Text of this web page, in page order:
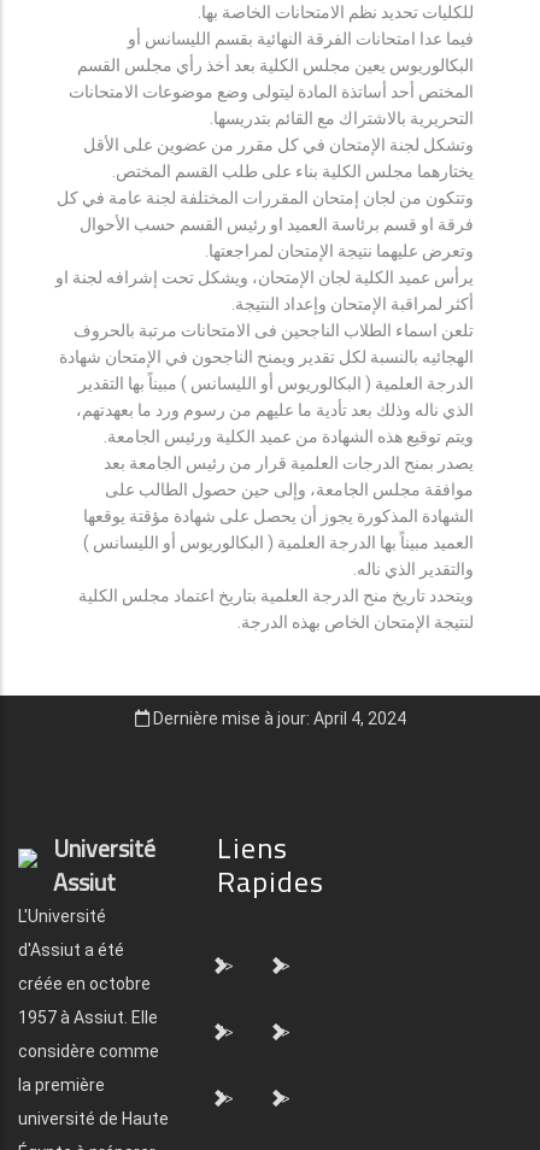
للكليات تحديد نظم الامتحانات الخاصة بها.
فيما عدا امتحانات الفرقة النهائية بقسم الليسانس أو
البكالوريوس يعين مجلس الكلية بعد أخذ رأي مجلس القسم
المختص أحد أساتذة المادة ليتولى وضع موضوعات الامتحانات
التحريرية بالاشتراك مع القائم بتدريسها.
وتشكل لجنة الإمتحان في كل مقرر من عضوين على الأقل
يختارهما مجلس الكلية بناء على طلب القسم المختص.
وتتكون من لجان إمتحان المقررات المختلفة لجنة عامة في كل
فرقة او قسم برئاسة العميد او رئيس القسم حسب الأحوال
وتعرض عليهما نتيجة الإمتحان لمراجعتها.
يرأس عميد الكلية لجان الإمتحان، ويشكل تحت إشرافه لجنة او
أكثر لمراقبة الإمتحان وإعداد النتيجة.
تلعن اسماء الطلاب الناجحين فى الامتحانات مرتبة بالحروف
الهجائيه بالنسبة لكل تقدير ويمنح الناجحون في الإمتحان شهادة
الدرجة العلمية ( البكالوريوس أو الليسانس ) مبيناً بها التقدير
الذي ناله وذلك بعد تأدية ما عليهم من رسوم ورد ما بعهدتهم،
ويتم توقيع هذه الشهادة من عميد الكلية ورئيس الجامعة.
يصدر بمنح الدرجات العلمية قرار من رئيس الجامعة بعد
موافقة مجلس الجامعة، وإلى حين حصول الطالب على
الشهادة المذكورة يجوز أن يحصل على شهادة مؤقتة يوقعها
العميد مبيناً بها الدرجة العلمية ( البكالوريوس أو الليسانس )
والتقدير الذي ناله.
ويتحدد تاريخ منح الدرجة العلمية بتاريخ اعتماد مجلس الكلية
لنتيجة الإمتحان الخاص بهذه الدرجة.
Dernière mise à jour: April 4, 2024
Université
Assiut
L'Université
d'Assiut a été
créée en octobre
1957 à Assiut. Elle
considère comme
la première
université de Haute
Liens
Rapides
"> ">
"> ">
"> ">